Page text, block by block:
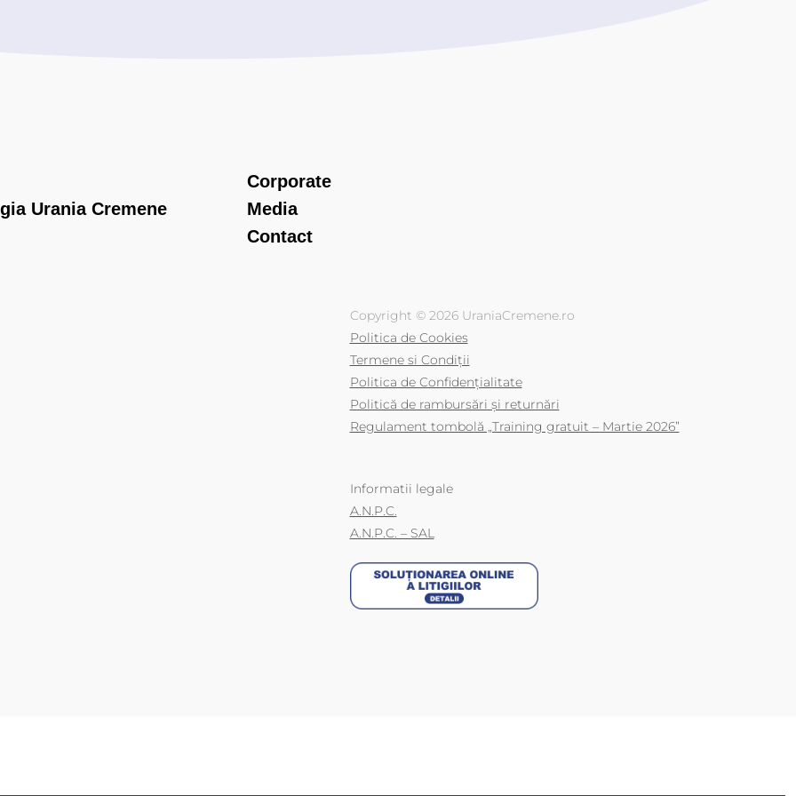
Urania Cremene
Corporate
Media
Contact
Copyright © 2026 UraniaCremene.ro
Politica de Cookies
Termene si Condiții
Politica de Confidențialitate
Politică de rambursări și returnări
Regulament tombolă „Training gratuit – Martie 2026”
Informatii legale
A.N.P.C.
A.N.P.C. – SAL